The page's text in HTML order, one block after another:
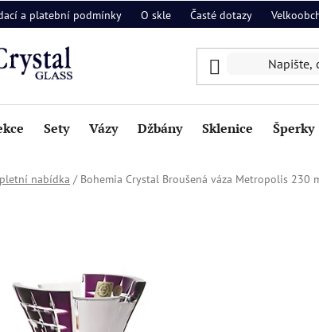
a platební podmínky O skle Časté dotazy
Sety Vázy Džbány Sklenice Šperky
nabídka / Bohemia Crystal Broušená váza Metropolis 230